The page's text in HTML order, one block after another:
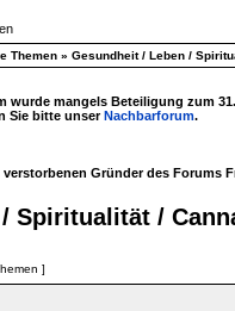
Themen » Gesundheit / Leben /
wurde mangels Beteiligung zum
Sie bitte unserNachbarforum.
Gründer des Forums
Spiritualität /
]